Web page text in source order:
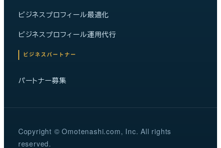
ビジネスプロフィール最適化
ビジネスプロフィール運用代行
ビジネスパートナー
パートナー募集
Copyright © Omotenashi.com, Inc. All rights
reserved.